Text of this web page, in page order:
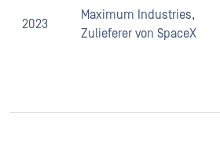
2023
Maximum Industries,
Zulieferer von SpaceX